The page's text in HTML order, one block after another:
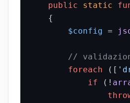
public
static
{
$config =
//
foreach ([
if (!